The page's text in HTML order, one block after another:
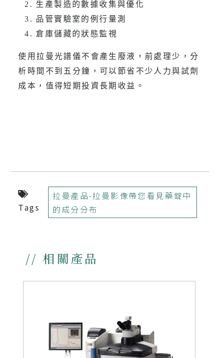
2. 生產製造的數據收集與優化
3. 品管實驗室的例行量測
4. 倉庫儲藏的狀態監視
使用拉曼光譜儀不會產生廢液，前處理少，分
析時間不到五分鐘，可以節省不少人力與試劑
成本，值得短期投資長期收益。
Tags
拉曼產品-拉曼影像帶您看見藥錠中
的成分分布
// 相關產品